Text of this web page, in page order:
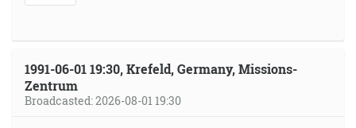
1991-06-01 19:30, Krefeld, Germany, Missions-
Zentrum
Broadcasted: 2026-08-01 19:30